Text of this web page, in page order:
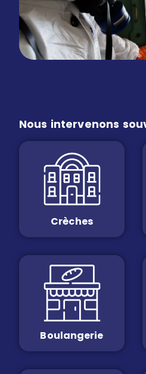
Nous intervenons
Crèches
Boulangerie